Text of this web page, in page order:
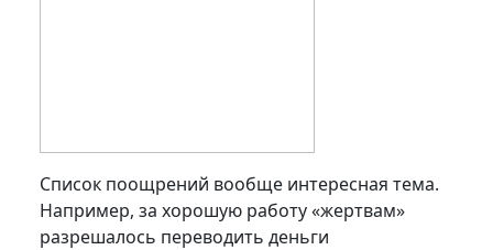
Список поощрений вообще интересная тема.
Например, за хорошую работу «жертвам»
разрешалось переводить деньги